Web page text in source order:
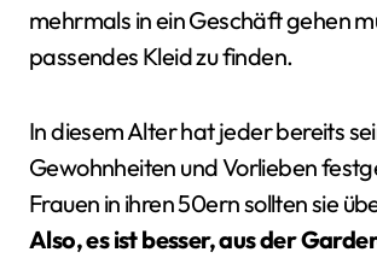
mehrmals in ein Geschäft gehen
passendes Kleid zu finden.
In diesem Alter hat jeder bereits
Gewohnheiten und Vorlieben
Frauen in ihren 50ern sollten sie
Also, es ist besser, aus der